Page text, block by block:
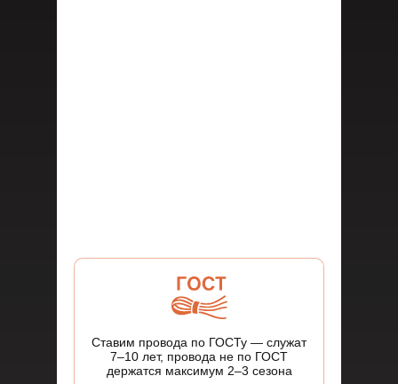
Ставим провода по ГОСТу — служат
7–10 лет, провода не по ГОСТ
держатся максимум 2–3 сезона